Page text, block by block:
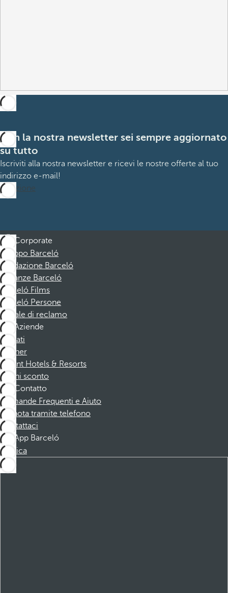
Con la nostra newsletter sei sempre aggiornato
su tutto
Iscriviti alla nostra newsletter e ricevi le nostre offerte al tuo
indirizzo e-mail!
Iscrizione
Corporate
Gruppo Barceló
Fondazione Barceló
Vacanze Barceló
Barceló Films
Barceló Persone
Canale di reclamo
Aziende
Affiliati
Partner
Dorint Hotels & Resorts
Buoni sconto
Contatto
Domande Frequenti e Aiuto
Prenota tramite telefono
Contattaci
App Barceló
Scarica